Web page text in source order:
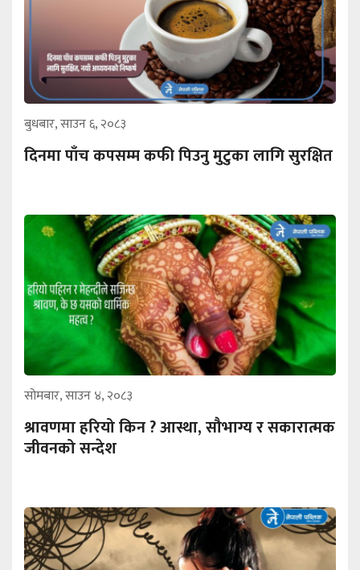
बुधबार, साउन ६, २०८३
दिनमा पाँच कपसम्म कफी पिउनु मुटुका लागि सुरक्षित
सोमबार, साउन ४, २०८३
श्रावणमा हरियो किन ? आस्था, सौभाग्य र सकारात्मक
जीवनको सन्देश